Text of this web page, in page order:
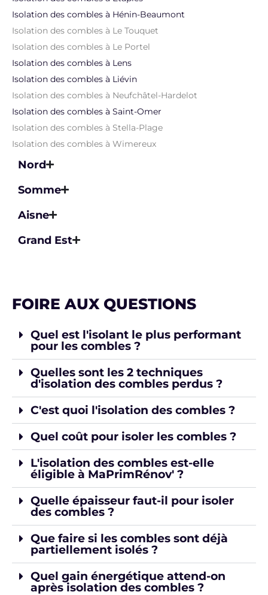
Isolation des combles à Hénin-Beaumont
Isolation des combles à Le Touquet
Isolation des combles à Le Portel
Isolation des combles à Lens
Isolation des combles à Liévin
Isolation des combles à Neufchâtel-Hardelot
Isolation des combles à Saint-Omer
Isolation des combles à Stella-Plage
Isolation des combles à Wimereux
Nord
Somme
Aisne
Grand Est
FOIRE AUX QUESTIONS
Quel est l'isolant le plus performant
pour les combles ?
Quelles sont les 2 techniques
d'isolation des combles perdus ?
C'est quoi l'isolation des combles ?
Quel coût pour isoler les combles ?
L'isolation des combles est-elle
éligible à MaPrimRénov' ?
Quelle épaisseur faut-il pour isoler
des combles ?
Que faire si les combles sont déjà
partiellement isolés ?
Quel gain énergétique attend-on
après isolation des combles ?